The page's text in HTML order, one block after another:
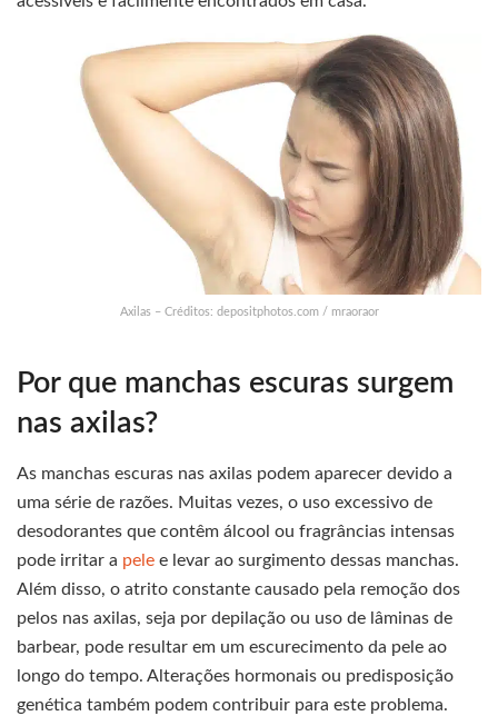
Axilas – Créditos: depositphotos.com / mraoraor
Por que manchas escuras surgem
nas axilas?
As manchas escuras nas axilas podem aparecer devido a
uma série de razões. Muitas vezes, o uso excessivo de
desodorantes que contêm álcool ou fragrâncias intensas
pode irritar a pele e levar ao surgimento dessas manchas.
Além disso, o atrito constante causado pela remoção dos
pelos nas axilas, seja por depilação ou uso de lâminas de
barbear, pode resultar em um escurecimento da pele ao
longo do tempo. Alterações hormonais ou predisposição
genética também podem contribuir para este problema.